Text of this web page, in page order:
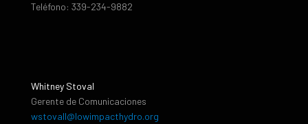
Teléfono: 339-234-9882
Whitney Stoval
Gerente de Comunicaciones
wstovall@lowimpacthydro.org